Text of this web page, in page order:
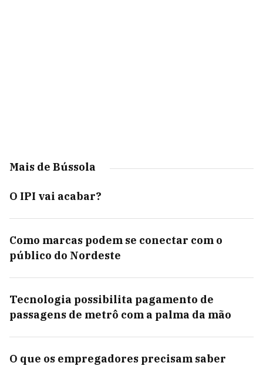
Mais de Bússola
O IPI vai acabar?
Como marcas podem se conectar com o
público do Nordeste
Tecnologia possibilita pagamento de
passagens de metrô com a palma da mão
O que os empregadores precisam saber